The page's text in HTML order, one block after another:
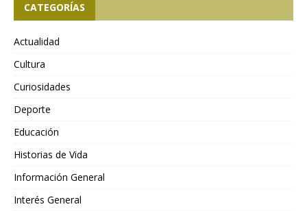
CATEGORÍAS
Actualidad
Cultura
Curiosidades
Deporte
Educación
Historias de Vida
Información General
Interés General